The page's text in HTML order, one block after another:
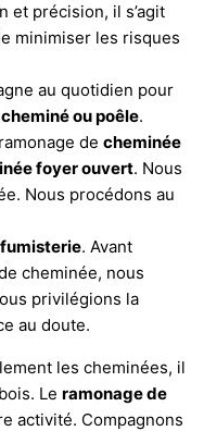
et précision, il s’agit
minimiser les risques
au quotidien pour
ou poêle.
de cheminée
foyer ouvert. Nous
Nous procédons au
fumisterie. Avant
cheminée, nous
privilégions la
au doute.
les cheminées, il
Le ramonage de
activité. Compagnons